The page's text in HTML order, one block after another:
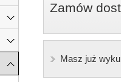
Zamów
Masz już